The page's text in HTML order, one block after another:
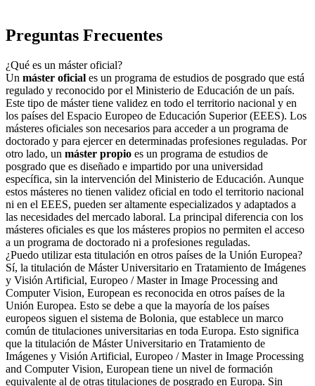
Preguntas Frecuentes
¿Qué es un máster oficial?
Un máster oficial es un programa de estudios de posgrado que está
regulado y reconocido por el Ministerio de Educación de un país.
Este tipo de máster tiene validez en todo el territorio nacional y en
los países del Espacio Europeo de Educación Superior (EEES). Los
másteres oficiales son necesarios para acceder a un programa de
doctorado y para ejercer en determinadas profesiones reguladas. Por
otro lado, un máster propio es un programa de estudios de
posgrado que es diseñado e impartido por una universidad
específica, sin la intervención del Ministerio de Educación. Aunque
estos másteres no tienen validez oficial en todo el territorio nacional
ni en el EEES, pueden ser altamente especializados y adaptados a
las necesidades del mercado laboral. La principal diferencia con los
másteres oficiales es que los másteres propios no permiten el acceso
a un programa de doctorado ni a profesiones reguladas.
¿Puedo utilizar esta titulación en otros países de la Unión Europea?
Sí, la titulación de Máster Universitario en Tratamiento de Imágenes
y Visión Artificial, Europeo / Master in Image Processing and
Computer Vision, European es reconocida en otros países de la
Unión Europea. Esto se debe a que la mayoría de los países
europeos siguen el sistema de Bolonia, que establece un marco
común de titulaciones universitarias en toda Europa. Esto significa
que la titulación de Máster Universitario en Tratamiento de
Imágenes y Visión Artificial, Europeo / Master in Image Processing
and Computer Vision, European tiene un nivel de formación
equivalente al de otras titulaciones de posgrado en Europa. Sin